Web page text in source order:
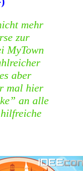
mehr
zur
MyTown
aber
mal hier
an alle